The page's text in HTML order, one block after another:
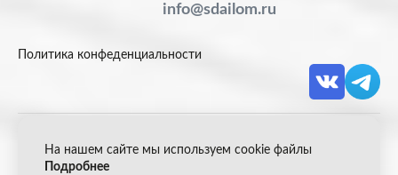
info@sdailom.ru
Политика конфеденциальности
© 2026 Акрон Скрап
На нашем сайте мы используем cookie файлы
Подробнее